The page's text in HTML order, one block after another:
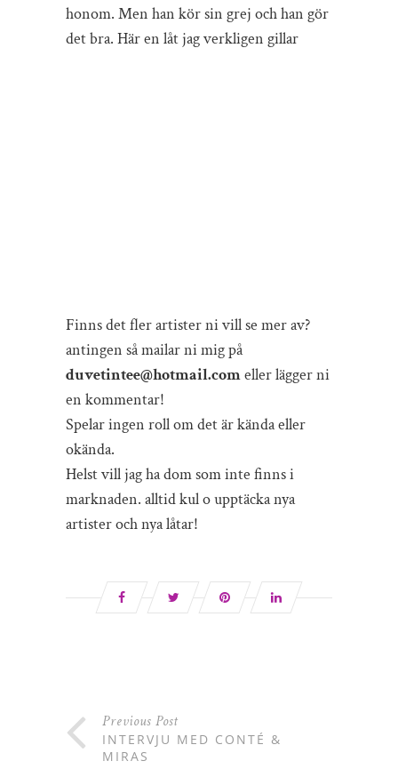
honom. Men han kör sin grej och han gör
det bra. Här en låt jag verkligen gillar
Finns det fler artister ni vill se mer av?
antingen så mailar ni mig på
duvetintee@hotmail.comeller lägger ni
en kommentar!
Spelar ingen roll om det är kända eller
okända.
Helst vill jag ha dom som inte finns i
marknaden. alltid kul o upptäcka nya
artister och nya låtar!
Previous Post
INTERVJU MED CONTÉ &
MIRAS